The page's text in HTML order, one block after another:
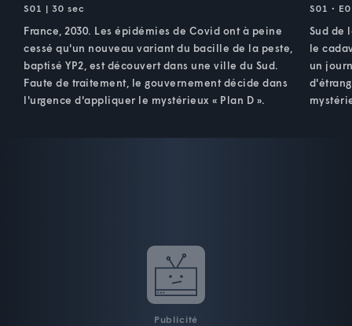
S01 | 30 sec
France, 2030. Les épidémies de Covid ont à peine
cessé qu'un nouveau variant du bacille de la peste,
baptisé YP2, est découvert dans une ville du Sud.
Faute de traitement, le gouvernement décide dans
l'urgence d'appliquer le mystérieux « Plan D ».
S01 •
Sud de
le
un
Publicité